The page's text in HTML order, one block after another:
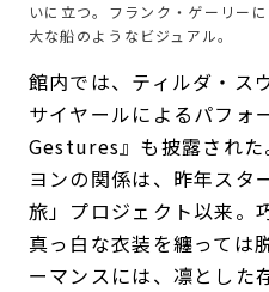
いに立つ。フランク・ゲーリー
大な船のようなビジュアル。
館内では、ティルダ・ス
サイヤールによるパフ
Gestures』も披露された
ヨンの関係は、昨年スタ
旅」プロジェクト以来。
真っ白な衣装を纏っては
ーマンスには、凛とした